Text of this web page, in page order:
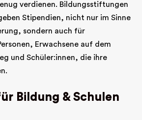
verdienen. Bildungsstiftungen
Stipendien, nicht nur im Sinne
sondern auch für
Erwachsene auf dem
und Schüler:innen, die ihre
Bildung & Schulen